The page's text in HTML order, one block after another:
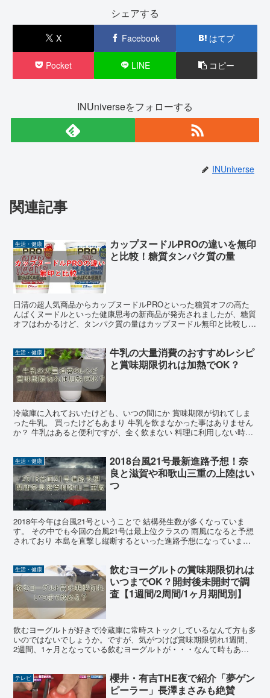
シェアする
X Facebook はてブ
Pocket LINE コピー
INUniverseをフォローする
INUniverse
関連記事
生活・健康
カップヌードルPROの違いを無印
と比較！糖質タンパク質の量
日清の超人気商品からカップヌードルPROといった糖質オフの高た
んぱくヌードルといった健康思考の新商品が発売されましたが、糖質
オフはわかるけど、タンパク質の量はカップヌードル無印と比較して
生活・健康
牛乳の大量消費のおすすめレシピ
と賞味期限切れは加熱でOK？
冷蔵庫に入れておいたけども、いつの間にか 賞味期限が切れてしま
った牛乳。 買ったけどもあまり 牛乳を飲まなかった事はありません
か？ 牛乳はあると便利ですが、全く飲まない 料理に利用しない時っ
生活・健康
2018台風21号最新進路予想！奈
良と滋賀や和歌山三重の上陸はい
つ
2018年今年は台風21号ということで 結構発生数が多くなっていま
す。 その中でも今回の台風21号は最上位クラスの 雨風になると予想
されており 本島を直撃し縦断するといった進路予想になっていま
生活・健康
飲むヨーグルトの賞味期限切れは
いつまでOK？開封後未開封で調
査【1週間/2周間/1ヶ月期間別】
飲むヨーグルトが好きで冷蔵庫に常時ストックしているなんて方も多
いのではないでしょうか。ですが、気がつけば賞味期限切れ1週間、
2週間、1ヶ月となっている飲むヨーグルトが・・・なんて時もある
テレビ
櫻井・有吉THE夜で紹介「夢ゲン
ピーラー」長澤まさみも絶賛